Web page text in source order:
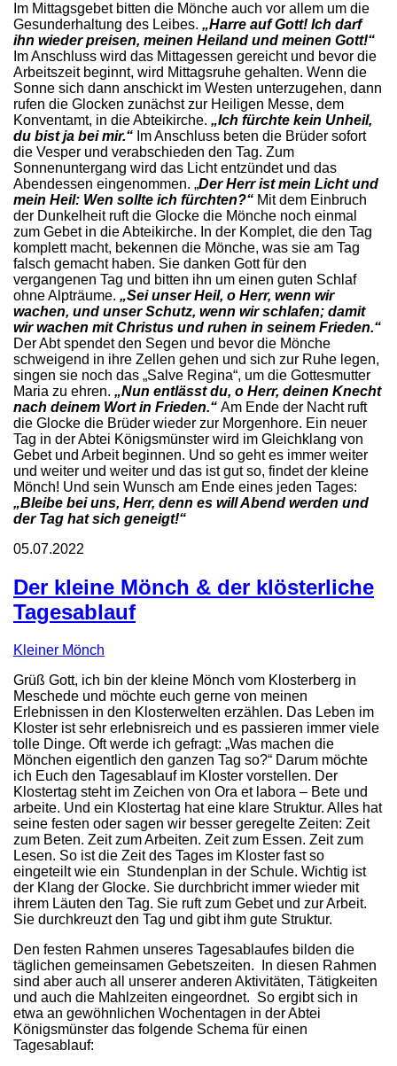
Im Mittagsgebet bitten die Mönche auch vor allem um die
Gesunderhaltung des Leibes. „Harre auf Gott! Ich darf
ihn wieder preisen, meinen Heiland und meinen Gott!“
Im Anschluss wird das Mittagessen gereicht und bevor die
Arbeitszeit beginnt, wird Mittagsruhe gehalten. Wenn die
Sonne sich dann anschickt im Westen unterzugehen, dann
rufen die Glocken zunächst zur Heiligen Messe, dem
Konventamt, in die Abteikirche. „Ich fürchte kein Unheil,
du bist ja bei mir.“ Im Anschluss beten die Brüder sofort
die Vesper und verabschieden den Tag. Zum
Sonnenuntergang wird das Licht entzündet und das
Abendessen eingenommen. „Der Herr ist mein Licht und
mein Heil: Wen sollte ich fürchten?“ Mit dem Einbruch
der Dunkelheit ruft die Glocke die Mönche noch einmal
zum Gebet in die Abteikirche. In der Komplet, die den Tag
komplett macht, bekennen die Mönche, was sie am Tag
falsch gemacht haben. Sie danken Gott für den
vergangenen Tag und bitten ihn um einen guten Schlaf
ohne Alpträume. „Sei unser Heil, o Herr, wenn wir
wachen, und unser Schutz, wenn wir schlafen; damit
wir wachen mit Christus und ruhen in seinem Frieden.“
Der Abt spendet den Segen und bevor die Mönche
schweigend in ihre Zellen gehen und sich zur Ruhe legen,
singen sie noch das „Salve Regina“, um die Gottesmutter
Maria zu ehren. „Nun entlässt du, o Herr, deinen Knecht
nach deinem Wort in Frieden.“ Am Ende der Nacht ruft
die Glocke die Brüder wieder zur Morgenhore. Ein neuer
Tag in der Abtei Königsmünster wird im Gleichklang von
Gebet und Arbeit beginnen. Und so geht es immer weiter
und weiter und weiter und das ist gut so, findet der kleine
Mönch! Und sein Wunsch am Ende eines jeden Tages:
„Bleibe bei uns, Herr, denn es will Abend werden und
der Tag hat sich geneigt!“
05.07.2022
Der kleine Mönch & der klösterliche
Tagesablauf
Kleiner Mönch
Grüß Gott, ich bin der kleine Mönch vom Klosterberg in
Meschede und möchte euch gerne von meinen
Erlebnissen in den Klosterwelten erzählen. Das Leben im
Kloster ist sehr erlebnisreich und es passieren immer viele
tolle Dinge. Oft werde ich gefragt: „Was machen die
Mönchen eigentlich den ganzen Tag so?“ Darum möchte
ich Euch den Tagesablauf im Kloster vorstellen. Der
Klostertag steht im Zeichen von Ora et labora – Bete und
arbeite. Und ein Klostertag hat eine klare Struktur. Alles hat
seine festen oder sagen wir besser geregelte Zeiten: Zeit
zum Beten. Zeit zum Arbeiten. Zeit zum Essen. Zeit zum
Lesen. So ist die Zeit des Tages im Kloster fast so
eingeteilt wie ein Stundenplan in der Schule. Wichtig ist
der Klang der Glocke. Sie durchbricht immer wieder mit
ihrem Läuten den Tag. Sie ruft zum Gebet und zur Arbeit.
Sie durchkreuzt den Tag und gibt ihm gute Struktur.
Den festen Rahmen unseres Tagesablaufes bilden die
täglichen gemeinsamen Gebetszeiten. In diesen Rahmen
sind aber auch all unserer anderen Aktivitäten, Tätigkeiten
und auch die Mahlzeiten eingeordnet. So ergibt sich in
etwa an gewöhnlichen Wochentagen in der Abtei
Königsmünster das folgende Schema für einen
Tagesablauf: